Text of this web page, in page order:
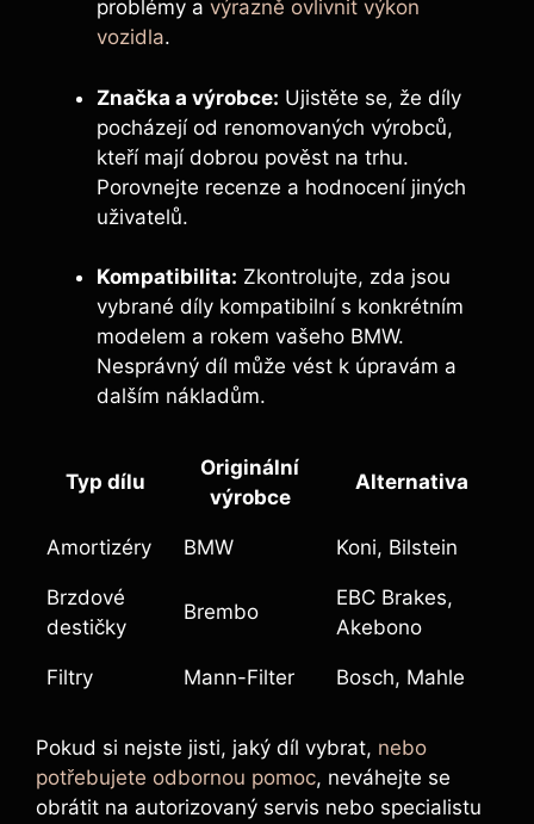
problémy a výrazně ovlivnit výkon
vozidla.
Značka a výrobce: Ujistěte se, že⁤ díly
pocházejí od renomovaných výrobců,
kteří mají dobrou ⁣pověst na trhu.
Porovnejte recenze a hodnocení jiných
uživatelů.
Kompatibilita: Zkontrolujte, zda jsou‍
vybrané díly kompatibilní s konkrétním
modelem a rokem vašeho ‍BMW.
Nesprávný díl může ⁢vést k úpravám a
dalším nákladům.
Typ dílu
Originální
výrobce
Alternativa
Amortizéry BMW Koni,‌ Bilstein
Brzdové
destičky
Brembo
EBC Brakes,
Akebono
Filtry Mann-Filter Bosch,⁣ Mahle
Pokud si nejste jisti, jaký díl vybrat, nebo
potřebujete odbornou pomoc, neváhejte se
obrátit na autorizovaný servis‌ nebo specialistu